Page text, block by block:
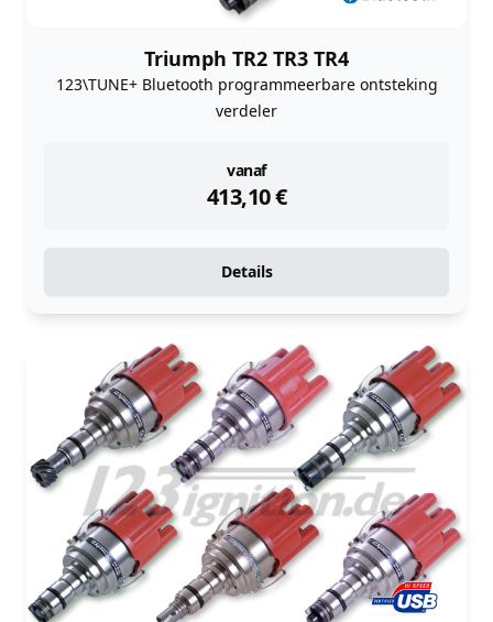
Triumph TR2 TR3 TR4
123\TUNE+ Bluetooth programmeerbare ontsteking
verdeler
vanaf
413,10€
instock
Details